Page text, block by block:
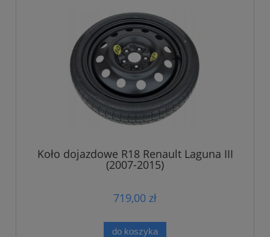
Koło dojazdowe R18 Renault Laguna III
(2007-2015)
719,00 zł
do koszyka